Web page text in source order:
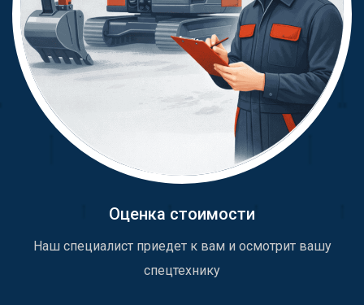
Оценка стоимости
Наш специалист приедет к вам и осмотрит вашу
спецтехнику